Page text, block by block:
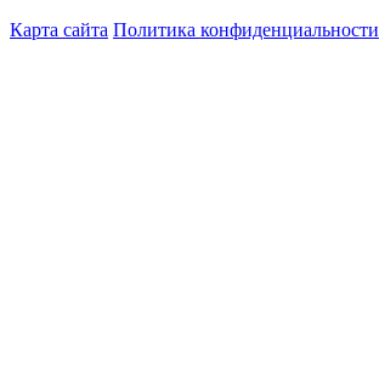
Карта сайта Политика конфиденциальности